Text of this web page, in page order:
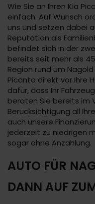
Wie Sie an Ihren Kia
einfach. Auf Wunsch
uns und setzen dabei
Reputation als
befindet sich in der
bereits seit mehr als
Region rund um
Picanto direkt vor Ihre
dafür, dass Ihr
beraten Sie bereits im
Berücksichtigung all
auch unsere
jederzeit zu niedrigen
sogar ohne Anzahlung.
AUTO FÜR
DANN AUF